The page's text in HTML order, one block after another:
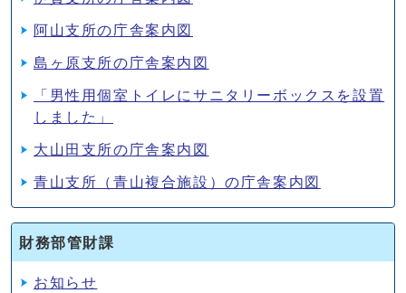
阿山支所の庁舎案内図
島ヶ原支所の庁舎案内図
「男性用個室トイレにサニタリーボックスを設置
しました」
大山田支所の庁舎案内図
青山支所（青山複合施設）の庁舎案内図
財務部管財課
お知らせ